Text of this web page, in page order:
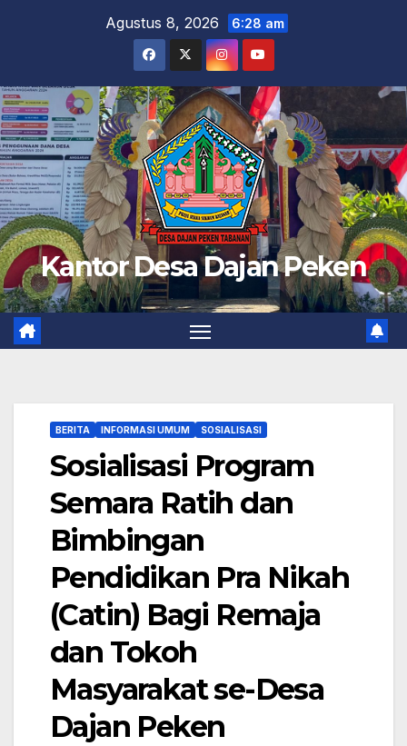
Agustus 8, 2026 6:28 am
Kantor Desa Dajan Peken
BERITA INFORMASI UMUM SOSIALISASI
Sosialisasi Program
Semara Ratih dan
Bimbingan
Pendidikan Pra Nikah
(Catin) Bagi Remaja
dan Tokoh
Masyarakat se-Desa
Dajan Peken